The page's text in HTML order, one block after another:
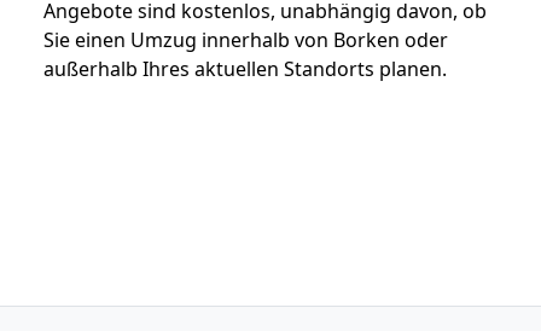
Angebote sind kostenlos, unabhängig davon, ob
Sie einen Umzug innerhalb von Borken oder
außerhalb Ihres aktuellen Standorts planen.